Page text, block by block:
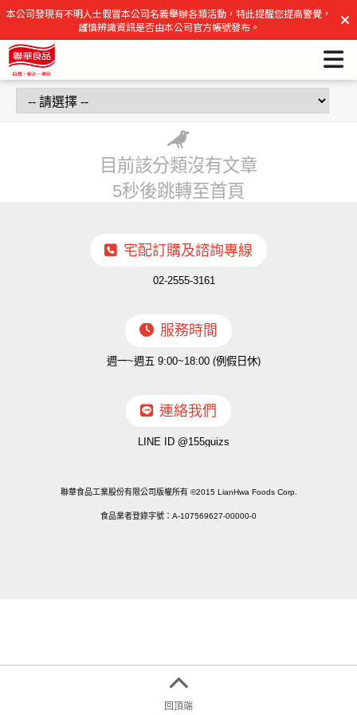
聯華食品官方網站 | 聯華食品官方網站
本公司發現有不明人士假冒本公司名義舉辦各類活動，特此提醒您提高警覺，
謹慎辨識資訊是否由本公司官方帳號發布。
目前該分類沒有文章
5秒後跳轉至首頁
宅配訂購及諮詢專線
02-2555-3161
服務時間
週一~週五 9:00~18:00 (例假日休)
連絡我們
LINE ID @155guizs
聯華食品工業股份有限公司版權所有 ©2015 LianHwa Foods Corp.
食品業者登錄字號：A-107569627-00000-0
回頂端